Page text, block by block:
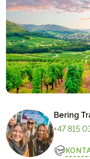
Bering
+47 815